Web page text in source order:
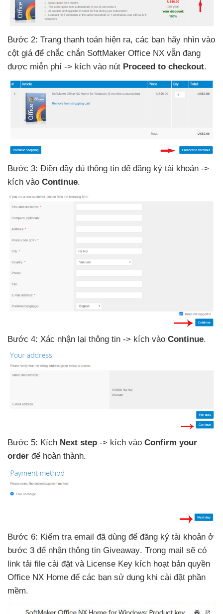
Bước 2: Trang thanh toán hiện ra, các bạn hãy nhìn vào
cột giá để chắc chắn SoftMaker Office NX vẫn đang
được miễn phí -> kích vào nút Proceed to checkout.
Bước 3: Điền đầy đủ thông tin để đăng ký tài khoản ->
kích vào Continue.
Bước 4: Xác nhận lại thông tin -> kích vào Continue.
Bước 5: Kích Next step -> kích vào Confirm your
order để hoàn thành.
Bước 6: Kiểm tra email đã dùng để đăng ký tài khoản ở
bước 3 để nhận thông tin Giveaway. Trong mail sẽ có
link tải file cài đặt và License Key kích hoạt bản quyền
Office NX Home để các bạn sử dụng khi cài đặt phần
mềm.